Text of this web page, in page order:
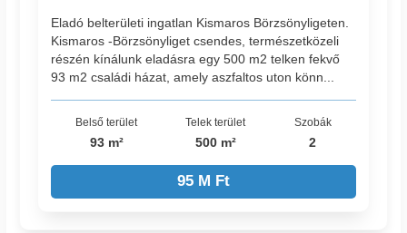
Eladó belterületi ingatlan Kismaros Börzsönyligeten.
Kismaros -Börzsönyliget csendes, természetközeli
részén kínálunk eladásra egy 500 m2 telken fekvő
93 m2 családi házat, amely aszfaltos uton könn...
Belső terület
93 m²
Telek terület
500 m²
Szobák
2
95 M Ft